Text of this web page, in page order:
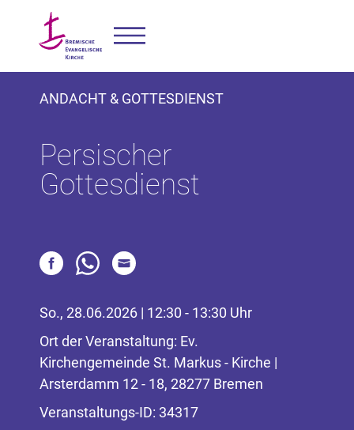
ANDACHT & GOTTESDIENST
Persischer
Gottesdienst
So., 28.06.2026 | 12:30 - 13:30 Uhr
Ort der Veranstaltung: Ev.
Kirchengemeinde St. Markus - Kirche |
Arsterdamm 12 - 18, 28277 Bremen
Veranstaltungs-ID: 34317